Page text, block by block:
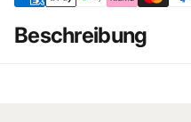
Inhalt: Einmachgläser
Beschreibung